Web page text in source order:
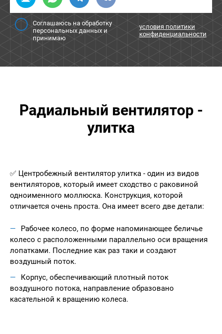
Соглашаюсь на обработку
персональных данных и
принимаю
условия политики
конфиденциальности
Радиальный вентилятор -
улитка
✅ Центробежный вентилятор улитка - один из видов
вентиляторов, который имеет сходство с раковиной
одноименного моллюска. Конструкция, которой
отличается очень проста. Она имеет всего две детали:
Рабочее колесо, по форме напоминающее беличье
колесо с расположенными параллельно оси вращения
лопатками. Последние как раз таки и создают
воздушный поток.
Корпус, обеспечивающий плотный поток
воздушного потока, направление образовано
касательной к вращению колеса.